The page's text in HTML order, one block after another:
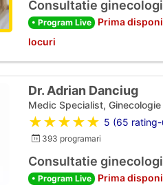
Consultatie
• Program Live Prima
locuri
Dr. Adrian Danciug
Medic Specialist, Ginecologie
★★★★★ 5 (65 rating-
393 programari
Consultatie
• Program Live Prima